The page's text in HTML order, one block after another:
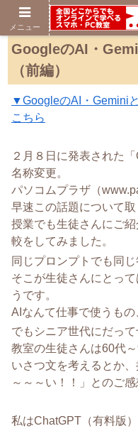
GoogleのAI・
（前編）
▼GoogleのAI・Gemini
こちら
２月８日に発表された
名称変更。
パソコムプラザ（
早速この話題について取
授業でも生徒さんにご
較をしてみました。
同じプロンプトでも同
そこが生徒さんにとっ
うです。
AIなんて仕事で使うもの
でもシニア世代にだって
教室の生徒さんは60代
いさつ文を考えるとか
～～～い！！」とのご
私はChatGPT（有料版
メニュー